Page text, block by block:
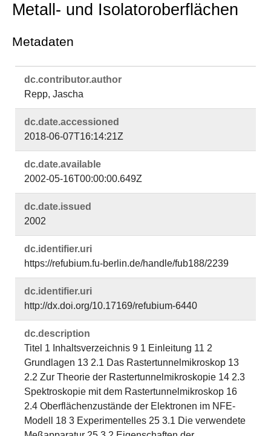
Metall- und Isolatoroberflächen
Metadaten
dc.​contributor.​author
Repp, Jascha
dc.​date.​accessioned
2018-06-07T16:14:21Z
dc.​date.​available
2002-05-16T00:00:00.649Z
dc.​date.​issued
2002
dc.​identifier.​uri
https://refubium.fu-berlin.de/handle/fub188/2239
dc.​identifier.​uri
http://dx.doi.org/10.17169/refubium-6440
dc.​description
Titel 1 Inhaltsverzeichnis 9 1 Einleitung 11 2
Grundlagen 13 2.1 Das Rastertunnelmikroskop 13
2.2 Zur Theorie der Rastertunnelmikroskopie 14 2.3
Spektroskopie mit dem Rastertunnelmikroskop 16
2.4 Oberflächenzustände der Elektronen im NFE-
Modell 18 3 Experimentelles 25 3.1 Die verwendete